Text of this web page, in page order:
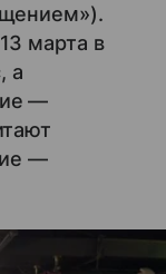
марта в
а
—
—